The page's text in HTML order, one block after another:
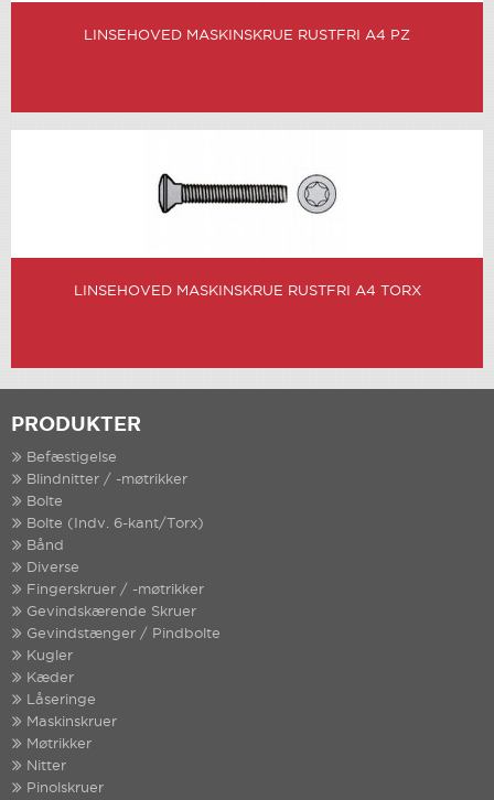
LINSEHOVED MASKINSKRUE RUSTFRI A4 PZ
LINSEHOVED MASKINSKRUE RUSTFRI A4 TORX
PRODUKTER
Befæstigelse
Blindnitter / -møtrikker
Bolte
Bolte (Indv. 6-kant/Torx)
Bånd
Diverse
Fingerskruer / -møtrikker
Gevindskærende Skruer
Gevindstænger / Pindbolte
Kugler
Kæder
Låseringe
Maskinskruer
Møtrikker
Nitter
Pinolskruer